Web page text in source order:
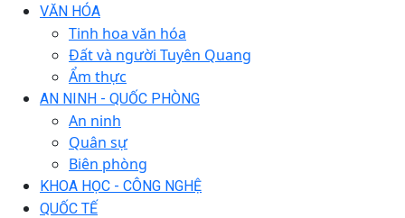
VĂN HÓA
Tinh hoa văn hóa
Đất và người Tuyên Quang
Ẩm thực
AN NINH - QUỐC PHÒNG
An ninh
Quân sự
Biên phòng
KHOA HỌC - CÔNG NGHỆ
QUỐC TẾ